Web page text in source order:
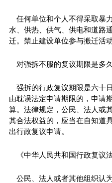
任何单位和个人不得采取暴
水、供热、供气、供电和道路
迁。禁止建设单位参与搬迁活动
对强拆不服的复议期限是多
强拆的行政复议期限是六十
由耽误法定申请期限的，申请
算。法律规定，公民、法人或
其合法权益的，应当在自知道
出行政复议申请。
《中华人民共和国行政复议
公民、法人或者其他组织认